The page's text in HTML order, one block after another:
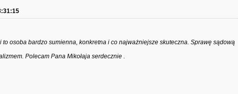
to osoba bardzo sumienna, konkretna i co najważniejsze skuteczna. Sprawę sądową
Polecam Pana Mikołaja serdecznie .